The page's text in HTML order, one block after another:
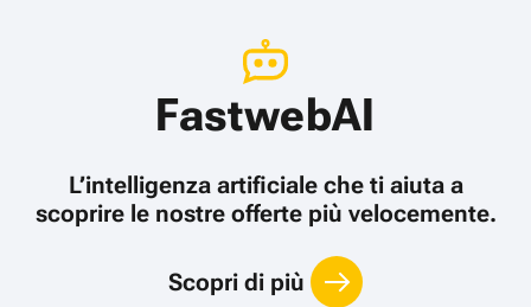
FastwebAI
L’intelligenza artificiale che ti aiuta a
scoprire le nostre offerte più velocemente.
Scopri di più